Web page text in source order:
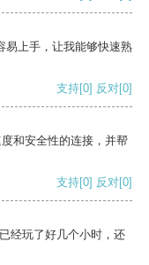
易上手，让我能够快速熟
支持[0] 反对[0]
和安全性的连接，并帮
支持[0] 反对[0]
经玩了好几个小时，还